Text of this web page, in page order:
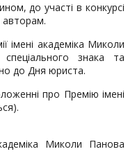
до участі в конкурсі
імені академіка Миколи
спеціального знака та
до Дня юриста.
про Премію імені
Миколи Панова